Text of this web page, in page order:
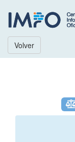
Volver